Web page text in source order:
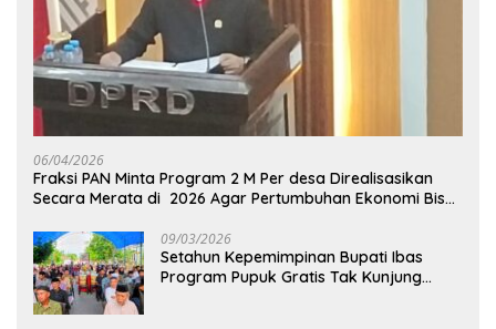
06/04/2026
Fraksi PAN Minta Program 2 M Per desa Direalisasikan
Secara Merata di 2026 Agar Pertumbuhan Ekonomi Bisa
09/03/2026
Setahun Kepemimpinan Bupati Ibas
Program Pupuk Gratis Tak Kunjung